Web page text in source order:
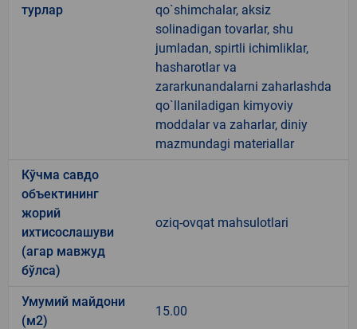
турлар
qo`shimchalar, aksiz
solinadigan tovarlar, shu
jumladan, spirtli ichimliklar,
hasharotlar va
zararkunandalarni zaharlashda
qo`llaniladigan kimyoviy
moddalar va zaharlar, diniy
mazmundagi materiallar
Кўчма савдо
объектининг
жорий
ихтисослашуви
(агар мавжуд
бўлса)
oziq-ovqat mahsulotlari
Умумий майдони
(м2)
15.00